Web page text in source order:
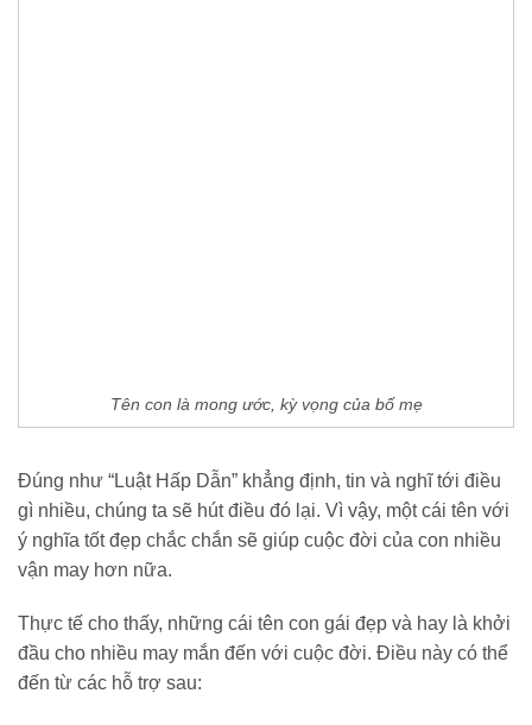
Tên con là mong ước, kỳ vọng của bố mẹ
Đúng như “Luật Hấp Dẫn” khẳng định, tin và nghĩ tới điều
gì nhiều, chúng ta sẽ hút điều đó lại. Vì vậy, một cái tên với
ý nghĩa tốt đẹp chắc chắn sẽ giúp cuộc đời của con nhiều
vận may hơn nữa.
Thực tế cho thấy, những cái tên con gái đẹp và hay là khởi
đầu cho nhiều may mắn đến với cuộc đời. Điều này có thể
đến từ các hỗ trợ sau: